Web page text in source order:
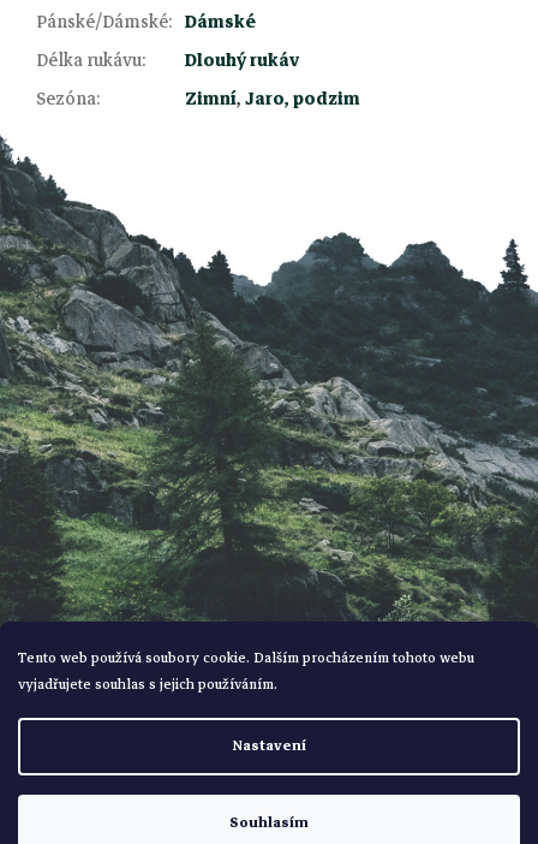
Tento web používá soubory cookie. Dalším procházením tohoto webu
vyjadřujete souhlas s jejich používáním.
Nastavení
Souhlasím
Pánské/Dámské: Dámské
Délka rukávu:
Dlouhý rukáv
Sezóna: Zimní,Jaro, podzim
á
p
a
t
í
Vytvořil Shoptet
Bohemialov. Všechna práva vyhrazena.